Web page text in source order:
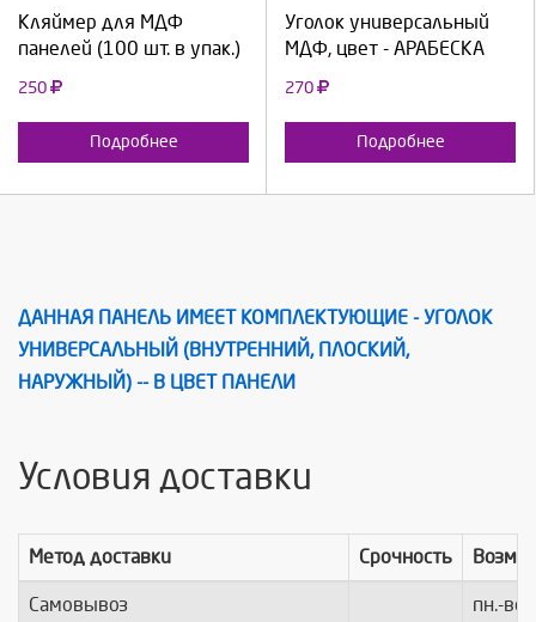
Кляймер для МДФ
панелей (100 шт. в упак.)
250
Подробнее
Уголок универсальный
МДФ, цвет - АРАБЕСКА
270
Подробнее
ДАННАЯ ПАНЕЛЬ ИМЕЕТ КОМПЛЕКТУЮЩИЕ - УГОЛОК
УНИВЕРСАЛЬНЫЙ (ВНУТРЕННИЙ, ПЛОСКИЙ,
НАРУЖНЫЙ) -- В ЦВЕТ ПАНЕЛИ
Условия доставки
Метод доставки Срочность
Самовывоз пн.-вс.